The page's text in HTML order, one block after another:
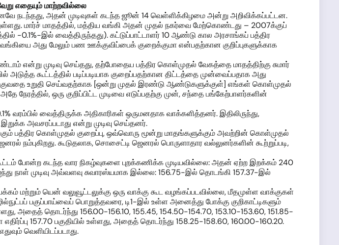
எதையும் மாற்றவில்லை
நடந்தது, அதன் முடிவுகள் கடந்த ஜூன் 14 வெள்ளிக்கிழமை அன்று அறிவிக்கப்பட்டன.
மார்ச் மாதத்தில், மத்திய வங்கி அதன் முதல் நகர்வை மேற்கொண்டது – 2007க்குப்
-0.1%-இல் வைத்திருந்தது). கட்டுப்பாட்டாளர் 10 ஆண்டு கால அரசாங்கப் பத்திர
அது மேலும் பண ஊக்குவிப்பைக் குறைக்குமா என்பதற்கான குறிப்புகளுக்காக
முடிவு செய்தது, தற்போதைய பத்திர கொள்முதல் வேகத்தை மாதத்திற்கு சுமார்
அடுத்த கூட்டத்தில் படிப்படியாக குறைப்பதற்கான திட்டத்தை முன்வைப்பதாக அது
உறுதி செய்வதற்காக [ஒன்று முதல் இரண்டு ஆண்டுகளுக்குள்] எங்கள் கொள்முதல்
ஒரு குறிப்பிட்ட முடிவை எடுப்பதற்கு முன், சந்தை பங்கேற்பாளர்களின்
வரம்பில் வைத்திருக்க அதிகாரிகள் ஒருமனதாக வாக்களித்தனர். இதிலிருந்து,
அவசரப்படாது என்று முடிவு செய்தனர்.
கொள்முதல் குறைப்பு, ஒவ்வொரு மூன்று மாதங்களுக்கும் அவற்றின் கொள்முதல்
நம்புகிறது. கூடுதலாக, சொசைட்டி ஜெனரல் பொருளாதார வல்லுனர்களின் கூற்றுப்படி,
போன்ற கடந்த வார நிகழ்வுகளை புறக்கணிக்க முடியவில்லை: அதன் ஏற்ற இறக்கம் 240
நாள் முடிவு அவ்வளவு சுவாரஸ்யமாக இல்லை: 156.75-இல் தொடங்கி 157.37-இல்
மற்றும் யென் வலுவூட்டலுக்கு ஒரு வாக்கு கூட வழங்கப்படவில்லை, மீதமுள்ள வாக்குகள்
பகுப்பாய்வைப் பொறுத்தவரை, டி1-இல் உள்ள அனைத்து போக்கு குறிகாட்டிகளும்
அதைத் தொடர்ந்து 156.00-156.10, 155.45, 154.50-154.70, 153.10-153.60, 151.85-
157.70 பகுதியில் உள்ளது, அதைத் தொடர்ந்து 158.25-158.60, 160.00-160.20.
வெளியிடப்படாது.